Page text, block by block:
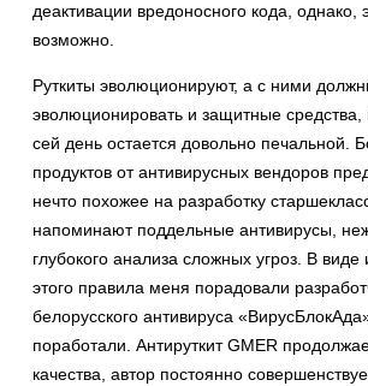
деактивации вредоносного кода, однако,
возможно.
Руткиты эволюционируют, а с ними
эволюционировать и защитные средства,
сей день остается довольно печальной.
продуктов от антивирусных вендоров
нечто похожее на разработку
напоминают поддельные антивирусы,
глубокого анализа сложных угроз. В виде
этого правила меня порадовали
белорусского антивируса
поработали. Антируткит GMER
качества, автор постоянно